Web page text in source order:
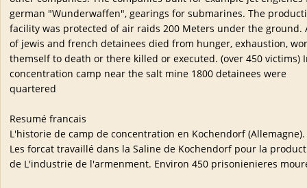
german "Wunderwaffen", gearings for submarines. The
facility was protected of air raids 200 Meters under the ground.
of jewis and french detainees died from hunger, exhaustion,
themself to death or there killed or executed. (over 450 victims)
concentration camp near the salt mine 1800 detainees were
quartered
Resumé francais
L'historie de camp de concentration en Kochendorf (Allemagne).
Les forcat travaillé dans la Saline de Kochendorf pour la
de L'industrie de l'armenment. Environ 450 prisonienieres